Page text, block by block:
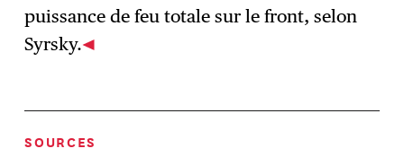
puissance de feu totale sur le front, selon
Syrsky.
SOURCES